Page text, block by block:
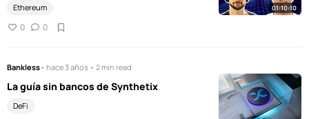
Ethereum
0 0
01:10:10
Bankless• hace 3 años • 2 min read
La guía sin bancos de Synthetix
DeFi